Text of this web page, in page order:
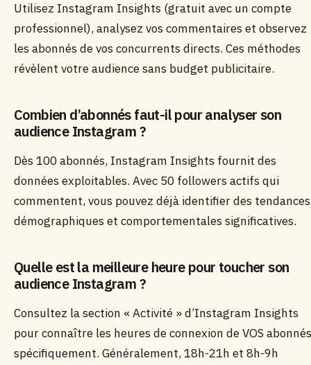
Utilisez Instagram Insights (gratuit avec un compte
professionnel), analysez vos commentaires et observez
les abonnés de vos concurrents directs. Ces méthodes
révèlent votre audience sans budget publicitaire.
Combien d’abonnés faut-il pour analyser son
audience Instagram ?
Dès 100 abonnés, Instagram Insights fournit des
données exploitables. Avec 50 followers actifs qui
commentent, vous pouvez déjà identifier des tendances
démographiques et comportementales significatives.
Quelle est la meilleure heure pour toucher son
audience Instagram ?
Consultez la section « Activité » d’Instagram Insights
pour connaître les heures de connexion de VOS abonnés
spécifiquement. Généralement, 18h-21h et 8h-9h